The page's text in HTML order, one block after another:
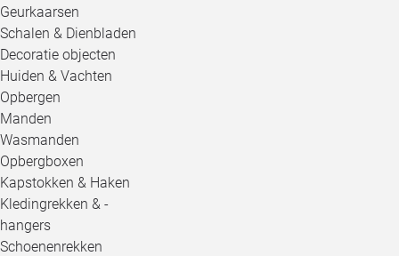
Geurkaarsen
Schalen & Dienbladen
Decoratie objecten
Huiden & Vachten
Opbergen
Manden
Wasmanden
Opbergboxen
Kapstokken & Haken
Kledingrekken & -
hangers
Schoenenrekken